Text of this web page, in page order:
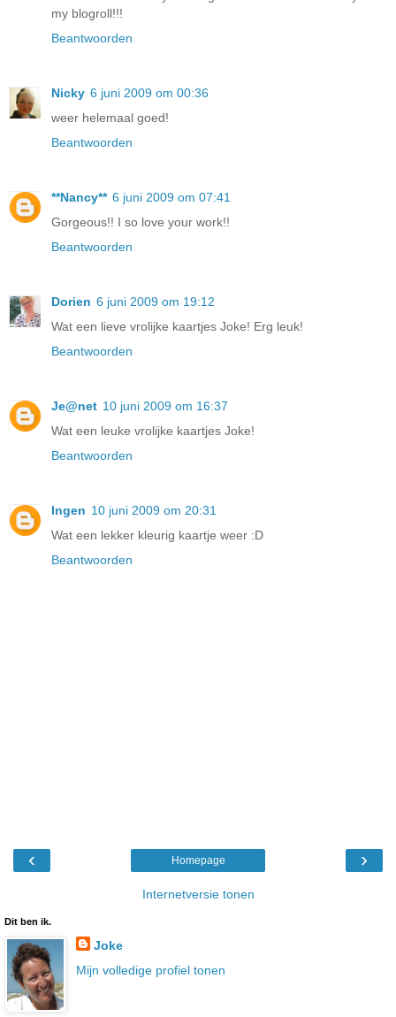
my blogroll!!!
Beantwoorden
Nicky 6 juni 2009 om 00:36
weer helemaal goed!
Beantwoorden
**Nancy** 6 juni 2009 om 07:41
Gorgeous!! I so love your work!!
Beantwoorden
Dorien 6 juni 2009 om 19:12
Wat een lieve vrolijke kaartjes Joke! Erg leuk!
Beantwoorden
Je@net 10 juni 2009 om 16:37
Wat een leuke vrolijke kaartjes Joke!
Beantwoorden
Ingen 10 juni 2009 om 20:31
Wat een lekker kleurig kaartje weer :D
Beantwoorden
‹ ›
Homepage
Internetversie tonen
Dit ben ik.
Joke
Mijn volledige profiel tonen